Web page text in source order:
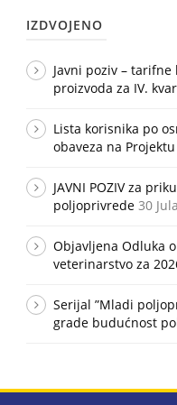
IZDVOJENO
Javni poziv –
proizvoda za IV.
Lista korisnika po
obaveza na Projektu
JAVNI POZIV za
poljoprivrede 30
Objavljena Odluka
veterinarstvo za
Serijal ”Mladi
grade budućnost